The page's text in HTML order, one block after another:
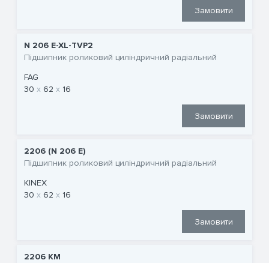
Замовити
N 206 E-XL-TVP2
Підшипник роликовий циліндричний радіальний
FAG
30
62 16
Замовити
2206 (N 206 E)
Підшипник роликовий циліндричний радіальний
KINEX
30
62 16
Замовити
2206 КМ